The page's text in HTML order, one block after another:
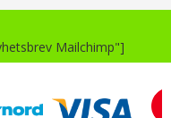
Mailchimp"]